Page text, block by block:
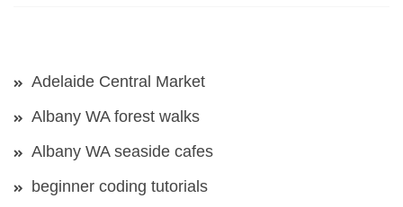
Adelaide Central Market
Albany WA forest walks
Albany WA seaside cafes
beginner coding tutorials